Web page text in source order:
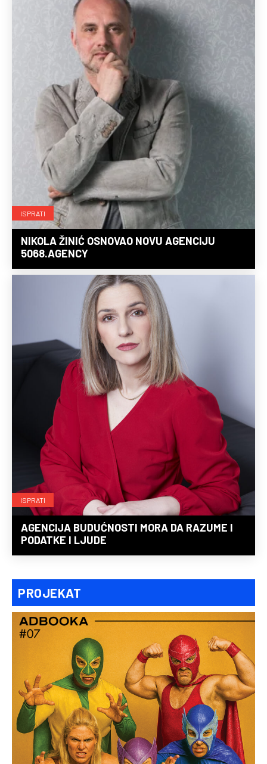
ISPRATI
NIKOLA ŽINIĆ OSNOVAO NOVU AGENCIJU
5068.AGENCY
ISPRATI
AGENCIJA BUDUĆNOSTI MORA DA RAZUME I
PODATKE I LJUDE
PROJEKAT